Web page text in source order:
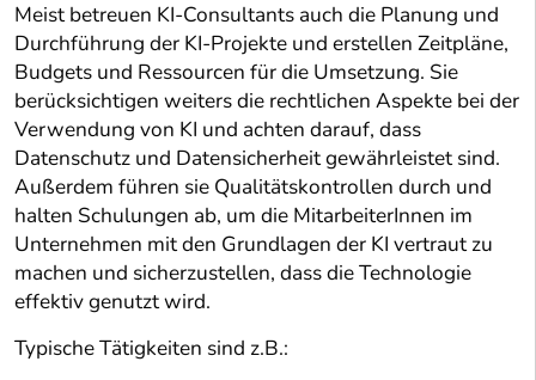
Meist betreuen KI-Consultants auch die Planung und
Durchführung der KI-Projekte und erstellen Zeitpläne,
Budgets und Ressourcen für die Umsetzung. Sie
berücksichtigen weiters die rechtlichen Aspekte bei der
Verwendung von KI und achten darauf, dass
Datenschutz und Datensicherheit gewährleistet sind.
Außerdem führen sie Qualitätskontrollen durch und
halten Schulungen ab, um die MitarbeiterInnen im
Unternehmen mit den Grundlagen der KI vertraut zu
machen und sicherzustellen, dass die Technologie
effektiv genutzt wird.
Typische Tätigkeiten sind z.B.: